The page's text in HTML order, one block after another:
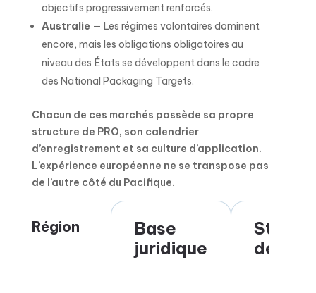
objectifs progressivement renforcés.
Australie — Les régimes volontaires dominent
encore, mais les obligations obligatoires au
niveau des États se développent dans le cadre
des National Packaging Targets.
Chacun de ces marchés possède sa propre
structure de PRO, son calendrier
d’enregistrement et sa culture d’application.
L’expérience européenne ne se transpose pas
de l’autre côté du Pacifique.
Région
Base
juridique
de